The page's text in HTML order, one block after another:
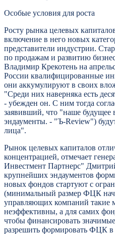
Особые условия для роста
Росту рынка целевых
включение в него новых
представители индустрии.
по продажам и развитию
Владимир Крекотень на
России квалифицированные
они аккумулируют в своих
"Среди них наверняка есть
- убежден он. С ним тогда
заявивший, что "наше будущее
эндаументы. - "Ъ-Review")
лица".
Рынок целевых капиталов
концентрацией, отмечает
Инвестмент Партнерс"
крупнейших эндаументов
новых фондов стартуют с
(минимальный размер ФЦК
управляющих компаний такие
неэффективны, а для самих
чтобы финансировать
разрешить формировать ФЦК в